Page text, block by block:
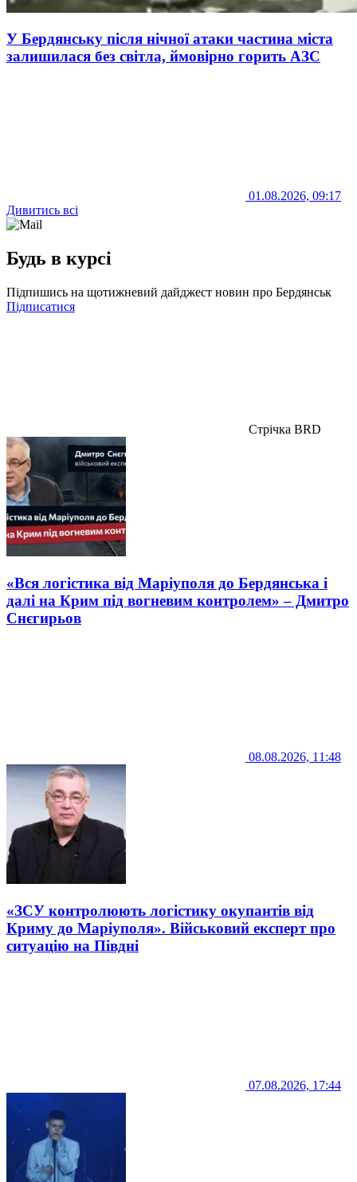
У Бердянську після нічної атаки частина міста
залишилася без світла, ймовірно горить АЗС
01.08.2026, 09:17
Дивитись всі
Будь в курсі
Підпишись на щотижневий дайджест новин про Бердянськ
Підписатися
Стрічка BRD
«Вся логістика від Маріуполя до Бердянська і
далі на Крим під вогневим контролем» – Дмитро
Снєгирьов
08.08.2026, 11:48
«ЗСУ контролюють логістику окупантів від
Криму до Маріуполя». Військовий експерт про
ситуацію на Півдні
07.08.2026, 17:44